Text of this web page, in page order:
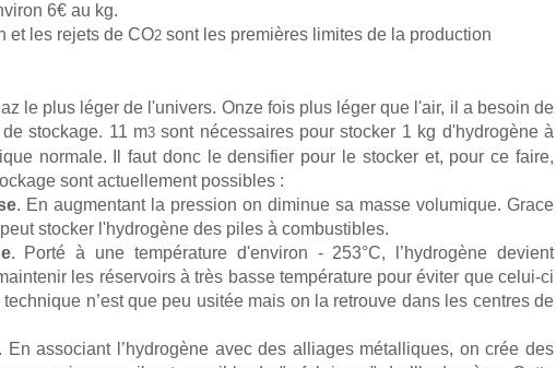
6€ au kg.
et les rejets de CO2 sont les premières limites de la production
le plus léger de l'univers. Onze fois plus léger que l'air, il a besoin de
stockage. 11 m3sont nécessaires pour stocker 1 kg d'hydrogène à
normale. Il faut donc le densifier pour le stocker et, pour ce faire,
sont actuellement possibles :
. En augmentant la pression on diminue sa masse volumique. Grace
stocker l'hydrogène des piles à combustibles.
. Porté à une température d'environ - 253°C, l’hydrogène devient
les réservoirs à très basse température pour éviter que celui-ci
technique n’est que peu usitée mais on la retrouve dans les centres de
. En associant l’hydrogène avec des alliages métalliques, on crée des